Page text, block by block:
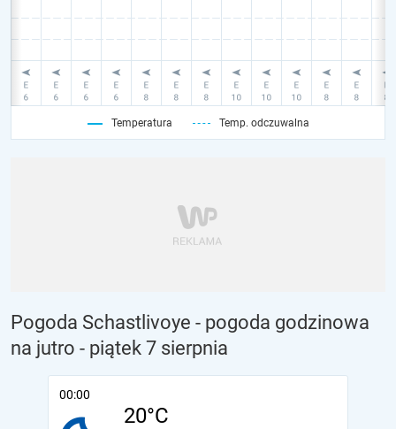
Temperatura Temp. odczuwalna
Pogoda Schastlivoye - pogoda godzinowa
na jutro - piątek 7 sierpnia
00:00
20°C